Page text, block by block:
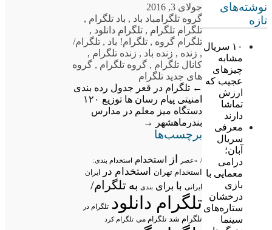
نوشته‌های
تازه
۱۰ سریال
مشابه
چیزهای
عجیب که
ارزش
تماشا
دارند
معرفی
سریال
آبان؛
درامی
معمایی با
بازی
درخشان
ستاره‌های
سینما
جولای 3, 2016
گروه تلگرامباد باد , باد تلگرام ,
تلگرام تلگرام , تلگرام دانلود ,
تلگرام گروه , تلگرام! باد , تلگرام/
, زنده , زنده باد , زنده تلگرام ,
کانال تلگرام , گروه تلگرام , گروه
های جدید تلگرام
← تلگرام در قعر جدول رده بندی
امنیتی پیام رسان ها
توزیع ۱۲۰
دستگاه میز معلم در مدارس
بندرماهشهر
→
برچسب‌ها
/ «عصر از استخدام استخدام بندی:
استخدام تهران استخدام در ایران
ایرانی با برای بندی به تلگرام/
تلگرام دانلود تلگرام در
تلگرام شد تلگرام می تلگرام کرد